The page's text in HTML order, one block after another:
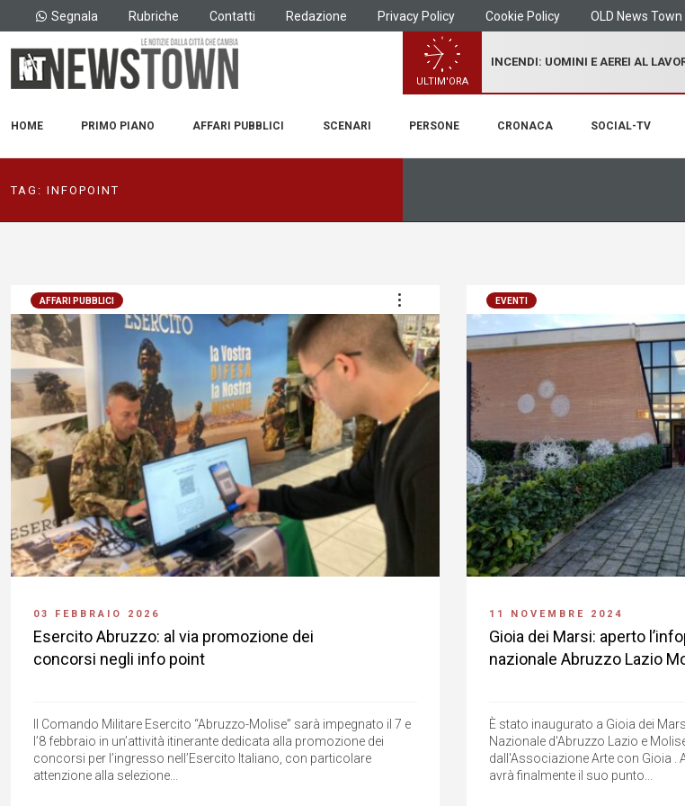
Segnala Rubriche Contatti Redazione Privacy Policy Cookie Policy OLD News Town
ULTIM'ORA
INCENDI: UOMINI E AEREI AL
HOME PRIMO PIANO AFFARI PUBBLICI SCENARI PERSONE CRONACA SOCIAL-TV
TAG: INFOPOINT
AFFARI PUBBLICI
03 FEBBRAIO 2026
Esercito Abruzzo: al via promozione dei
concorsi negli info point
Il Comando Militare Esercito “Abruzzo-Molise” sarà impegnato il 7 e
l’8 febbraio in un’attività itinerante dedicata alla promozione dei
concorsi per l’ingresso nell’Esercito Italiano, con particolare
attenzione alla selezione...
EVENTI
11 NOVEMBRE 2024
Gioia dei Marsi: aperto
nazionale Abruzzo Lazio
È stato inaugurato a Gioia dei
Nazionale d'Abruzzo Lazio e
dall'Associazione Arte con Gioia .
avrà finalmente il suo punto...